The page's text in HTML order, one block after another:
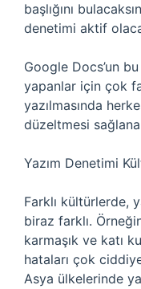
başlığını
denetimi aktif
Google Docs’un
yapanlar için çok
yazılmasında
düzeltmesi
Yazım Denetimi
Farklı kültürlerde,
biraz farklı.
karmaşık ve katı
hataları çok ciddiye
Asya ülkelerinde